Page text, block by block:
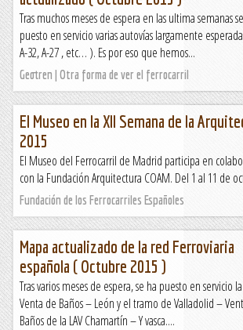
Tras muchos meses de espera en las ultima semanas
puesto en servicio varias autovías largamente
A-32, A-27 , etc… ). Es por eso que hemos...
Geotren | Otra forma de ver el ferrocarril
El Museo en la XII Semana de la
2015
El Museo del Ferrocarril de Madrid participa en
con la Fundación Arquitectura COAM. Del 1 al 11 de
Fundación de los Ferrocarriles Españoles
Mapa actualizado de la red Ferroviaria
española ( Octubre 2015 )
Tras varios meses de espera, se ha puesto en servicio la
Venta de Baños – León y el tramo de Valladolid –
Baños de la LAV Chamartín – Y vasca....